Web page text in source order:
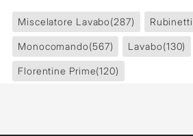
Miscelatore Lavabo(287) Rubinetti
Monocomando(567) Lavabo(130)
Florentine Prime(120)